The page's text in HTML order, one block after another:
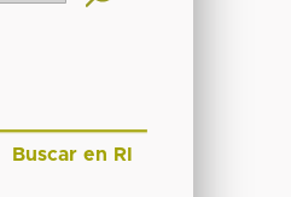
Buscar en RI